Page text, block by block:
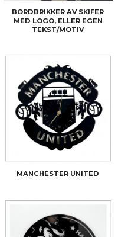
BORDBRIKKER AV SKIFER
MED LOGO, ELLER EGEN
TEKST/MOTIV
MANCHESTER UNITED